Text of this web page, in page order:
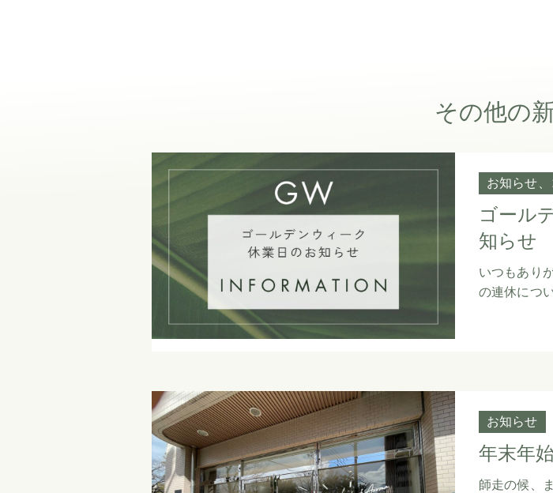
その他の
お知らせ
ゴール
知らせ
いつもあり
の連休につ
お知らせ
年末年
師走の候、